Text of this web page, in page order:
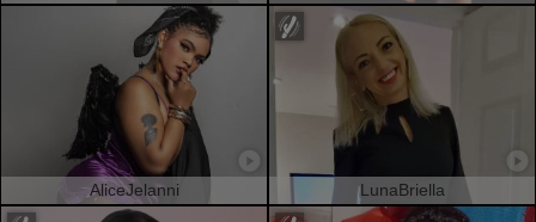
AliceJelanni LunaBriella